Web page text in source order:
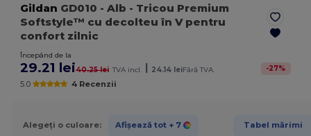
Gildan GD010 - Alb - Tricou Premium
Softstyle™ cu decolteu în V pentru
confort zilnic
Începând de la
29.21 lei40.25 lei TVA incl. | 24.14 leiFără TVA. -27%
5.0 4 Recenzii
Alegeți o culoare: Afișează tot + 7 Tabel mărimi